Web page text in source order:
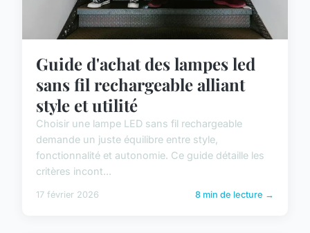
Guide d'achat des lampes led
sans fil rechargeable alliant
style et utilité
Choisir une lampe LED sans fil rechargeable
demande un juste équilibre entre style,
fonctionnalité et autonomie. Ce guide détaille les
critères incont...
17 février 2026 8 min de lecture →